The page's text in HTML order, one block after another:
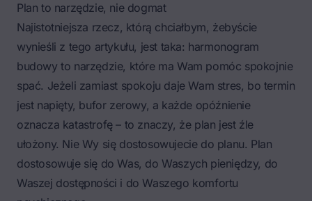
Plan to narzędzie, nie dogmat
Najistotniejsza rzecz, którą chciałbym, żebyście
wynieśli z tego artykułu, jest taka: harmonogram
budowy to narzędzie, które ma Wam pomóc spokojnie
spać. Jeżeli zamiast spokoju daje Wam stres, bo termin
jest napięty, bufor zerowy, a każde opóźnienie
oznacza katastrofę – to znaczy, że plan jest źle
ułożony. Nie Wy się dostosowujecie do planu. Plan
dostosowuje się do Was, do Waszych pieniędzy, do
Waszej dostępności i do Waszego komfortu